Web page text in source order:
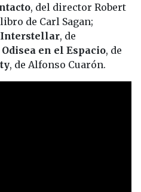
, del director Robert
de Carl Sagan;
Interstellar, de
Odisea en el Espacio, de
, de Alfonso Cuarón.